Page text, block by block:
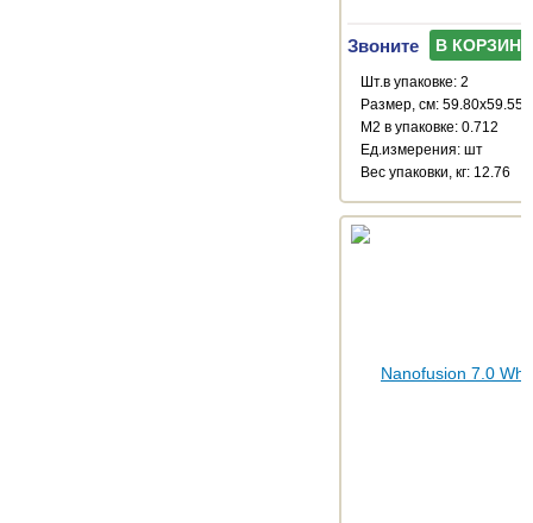
Звоните В КОРЗИНУ
Шт.в упаковке: 2
Размер, см: 59.80x59.55
М2 в упаковке: 0.712
Ед.измерения: шт
Веc упаковки, кг: 12.76